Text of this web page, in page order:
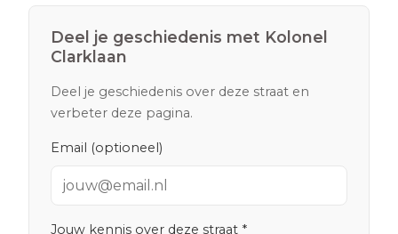
Deel je geschiedenis met Kolonel
Clarklaan
Deel je geschiedenis over deze straat en
verbeter deze pagina.
Email (optioneel)
Jouw kennis over deze straat *